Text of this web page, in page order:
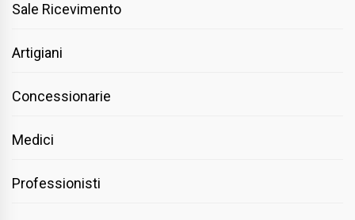
Sale Ricevimento
Artigiani
Concessionarie
Medici
Professionisti